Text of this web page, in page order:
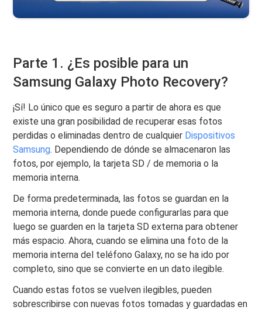
Parte 1. ¿Es posible para un
Samsung Galaxy Photo Recovery?
¡Sí! Lo único que es seguro a partir de ahora es que
existe una gran posibilidad de recuperar esas fotos
perdidas o eliminadas dentro de cualquier Dispositivos
Samsung. Dependiendo de dónde se almacenaron las
fotos, por ejemplo, la tarjeta SD / de memoria o la
memoria interna.
De forma predeterminada, las fotos se guardan en la
memoria interna, donde puede configurarlas para que
luego se guarden en la tarjeta SD externa para obtener
más espacio. Ahora, cuando se elimina una foto de la
memoria interna del teléfono Galaxy, no se ha ido por
completo, sino que se convierte en un dato ilegible.
Cuando estas fotos se vuelven ilegibles, pueden
sobrescribirse con nuevas fotos tomadas y guardadas en